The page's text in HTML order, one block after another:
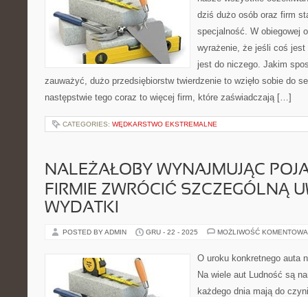
dziś dużo osób oraz firm
specjalność. W obiegowej
wyrażenie, że jeśli coś
jest do niczego. Jakim
zauważyć, dużo przedsiębiorstw twierdzenie to wzięło sobie do
następstwie tego coraz to więcej firm, które zaświadczają […]
CATEGORIES: WĘDKARSTWO EKSTREMALNE
NALEŻAŁOBY WYNAJMUJĄC
FIRMIE ZWRÓCIĆ SZCZEGÓLNĄ
WYDATKI
POSTED BY ADMIN GRU - 22 - 2025 MOŻLIWOŚĆ
O uroku konkretnego auta
Na wiele aut Ludność są
każdego dnia mają do